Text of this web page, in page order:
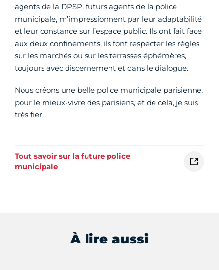
agents de la DPSP, futurs agents de la police
municipale, m’impressionnent par leur adaptabilité
et leur constance sur l’espace public. Ils ont fait face
aux deux confinements, ils font respecter les règles
sur les marchés ou sur les terrasses éphémères,
toujours avec discernement et dans le dialogue.
Nous créons une belle police municipale parisienne,
pour le mieux-vivre des parisiens, et de cela, je suis
très fier.
Tout savoir sur la future police
municipale
À lire aussi